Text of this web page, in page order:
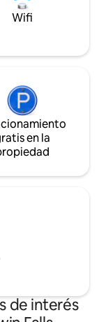
Wifi
en la
de interés